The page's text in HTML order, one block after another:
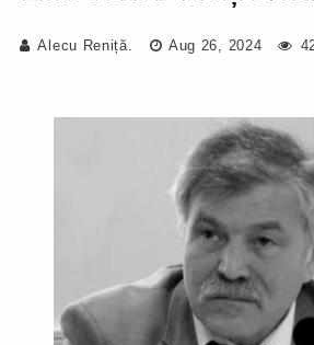
Alecu Reniță. Aug 26, 2024